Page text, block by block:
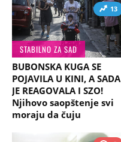
13
STABILNO ZA SAD
BUBONSKA KUGA SE
POJAVILA U KINI, A SADA
JE REAGOVALA I SZO!
Njihovo saopštenje svi
moraju da čuju